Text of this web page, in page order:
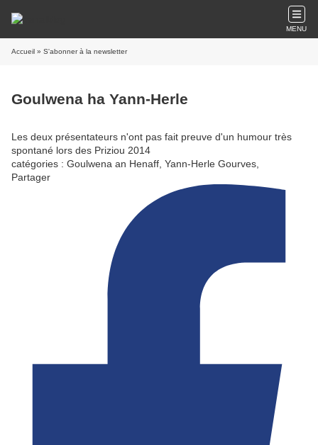
MENU
Accueil » S'abonner à la newsletter
Goulwena ha Yann-Herle
Les deux présentateurs n'ont pas fait preuve d'un humour très
spontané lors des Priziou 2014
catégories : Goulwena an Henaff, Yann-Herle Gourves,
Partager